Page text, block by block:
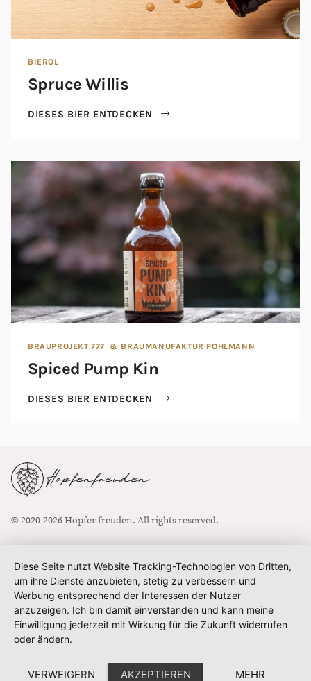
BIEROL
Spruce Willis
DIESES BIER ENTDECKEN
BRAUPROJEKT 777 & BRAUMANUFAKTUR POHLMANN
Spiced Pump Kin
DIESES BIER ENTDECKEN
© 2020-2026 Hopfenfreuden. All rights reserved.
Diese Seite nutzt Website Tracking-Technologien von Dritten,
um ihre Dienste anzubieten, stetig zu verbessern und
Werbung entsprechend der Interessen der Nutzer
anzuzeigen. Ich bin damit einverstanden und kann meine
Einwilligung jederzeit mit Wirkung für die Zukunft widerrufen
oder ändern.
VERWEIGERN AKZEPTIEREN MEHR